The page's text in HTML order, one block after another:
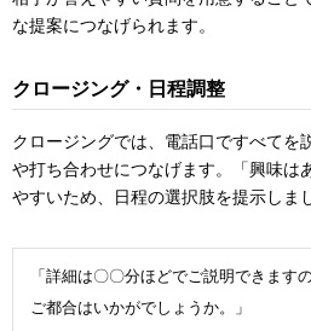
な提案につなげられます。
クロージング・日程調整
クロージングでは、電話口ですべてを
や打ち合わせにつなげます。「興味は
やすいため、日程の選択肢を提示しま
「詳細は〇〇分ほどでご説明できます
ご都合はいかがでしょうか。」